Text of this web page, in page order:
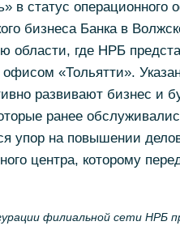
в статус операционного
бизнеса Банка в
области, где НРБ
«Тольятти».
развивают бизнес и
ранее
упор на повышении
центра, которому
филиальной сети НРБ